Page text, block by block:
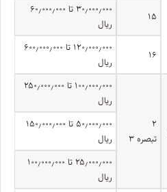
۱۵
۳۰٫۰۰۰٫۰۰۰ تا ۶۰٫۰۰۰٫۰۰۰
ریال
۱۶
۱۲۰٫۰۰۰٫۰۰۰ تا ۶۰۰٫۰۰۰٫۰۰۰
ریال
۲
تبصره ۳
۱۰۰٫۰۰۰٫۰۰۰ تا ۲۵۰٫۰۰۰٫۰۰۰
ریال
۵۰٫۰۰۰٫۰۰۰ تا ۱۵۰٫۰۰۰٫۰۰۰
ریال
۲۵٫۰۰۰٫۰۰۰ تا ۱۰۰٫۰۰۰٫۰۰۰
ریال